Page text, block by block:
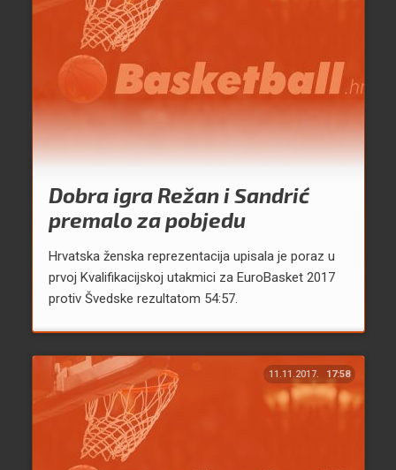
Dobra igra Režan i Sandrić
premalo za pobjedu
Hrvatska ženska reprezentacija upisala je poraz u
prvoj Kvalifikacijskoj utakmici za EuroBasket 2017
protiv Švedske rezultatom 54:57.
11.11.2017. 17:58